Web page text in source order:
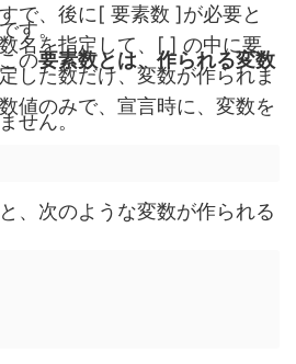
で、後に[ 要素数 ]が必要と
す。
名を指定して、[ ] の中に要
の要素数とは、作られる変数
した数だけ、変数が作られま
値のみで、宣言時に、変数を
せん。
、次のような変数が作られる